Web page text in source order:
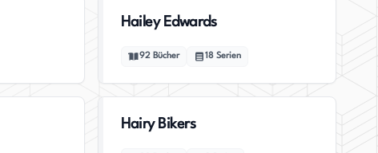
Hailey Edwards
92 Bücher 18 Serien
Hairy Bikers